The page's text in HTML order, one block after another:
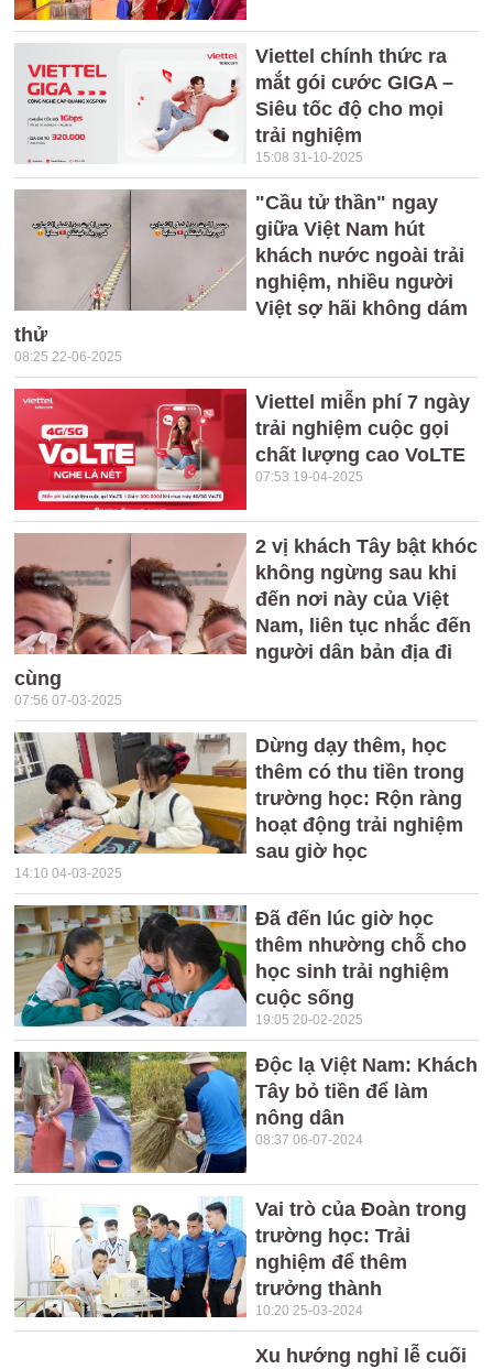
Viettel chính thức ra
mắt gói cước GIGA –
Siêu tốc độ cho mọi
trải nghiệm
15:08 31-10-2025
"Cầu tử thần" ngay
giữa Việt Nam hút
khách nước ngoài trải
nghiệm, nhiều người
Việt sợ hãi không dám
thử
08:25 22-06-2025
Viettel miễn phí 7 ngày
trải nghiệm cuộc gọi
chất lượng cao VoLTE
07:53 19-04-2025
2 vị khách Tây bật khóc
không ngừng sau khi
đến nơi này của Việt
Nam, liên tục nhắc đến
người dân bản địa đi
cùng
07:56 07-03-2025
Dừng dạy thêm, học
thêm có thu tiền trong
trường học: Rộn ràng
hoạt động trải nghiệm
sau giờ học
14:10 04-03-2025
Đã đến lúc giờ học
thêm nhường chỗ cho
học sinh trải nghiệm
cuộc sống
19:05 20-02-2025
Độc lạ Việt Nam: Khách
Tây bỏ tiền để làm
nông dân
08:37 06-07-2024
Vai trò của Đoàn trong
trường học: Trải
nghiệm để thêm
trưởng thành
10:20 25-03-2024
Xu hướng nghỉ lễ cuối